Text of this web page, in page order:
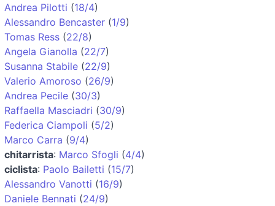
Andrea Pilotti (18/4)
Alessandro Bencaster (1/9)
Tomas Ress (22/8)
Angela Gianolla (22/7)
Susanna Stabile (22/9)
Valerio Amoroso (26/9)
Andrea Pecile (30/3)
Raffaella Masciadri (30/9)
Federica Ciampoli (5/2)
Marco Carra (9/4)
chitarrista: Marco Sfogli (4/4)
ciclista: Paolo Bailetti (15/7)
Alessandro Vanotti (16/9)
Daniele Bennati (24/9)